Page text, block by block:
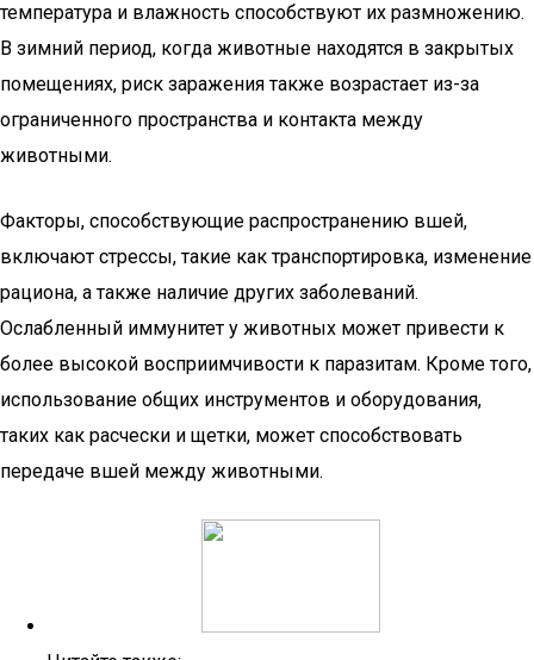
температура и влажность способствуют их размножению.
В зимний период, когда животные находятся в закрытых
помещениях, риск заражения также возрастает из-за
ограниченного пространства и контакта между
животными.
Факторы, способствующие распространению вшей,
включают стрессы, такие как транспортировка, изменение
рациона, а также наличие других заболеваний.
Ослабленный иммунитет у животных может привести к
более высокой восприимчивости к паразитам. Кроме того,
использование общих инструментов и оборудования,
таких как расчески и щетки, может способствовать
передаче вшей между животными.